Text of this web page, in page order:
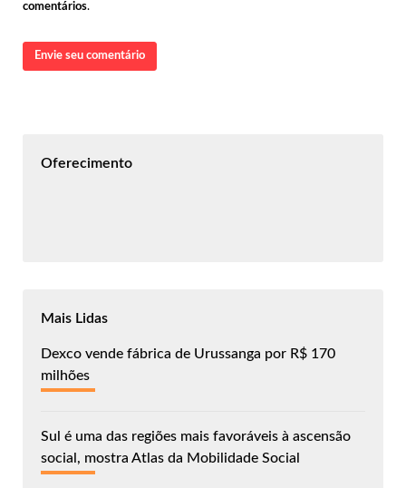
comentários.
Envie seu comentário
Oferecimento
Mais Lidas
Dexco vende fábrica de Urussanga por R$ 170
milhões
Sul é uma das regiões mais favoráveis à ascensão
social, mostra Atlas da Mobilidade Social